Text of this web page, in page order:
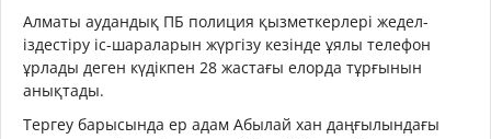
Алматы аудандық ПБ полиция қызметкерлері жедел-
іздестіру іс-шараларын жүргізу кезінде ұялы телефон
ұрлады деген күдікпен 28 жастағы елорда тұрғынын
анықтады.
Тергеу барысында ер адам Абылай хан даңғылындағы